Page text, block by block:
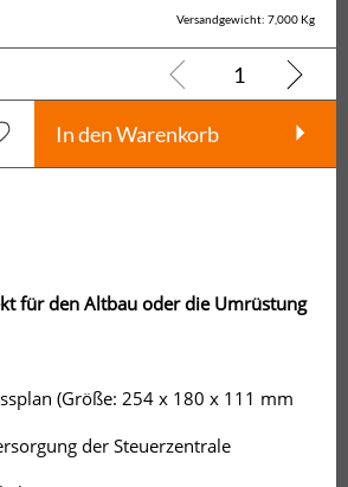
Versandgewicht: 7,000 Kg
In den Warenkorb
für den Altbau oder die Umrüstung
(Größe: 254 x 180 x 111 mm
der Steuerzentrale